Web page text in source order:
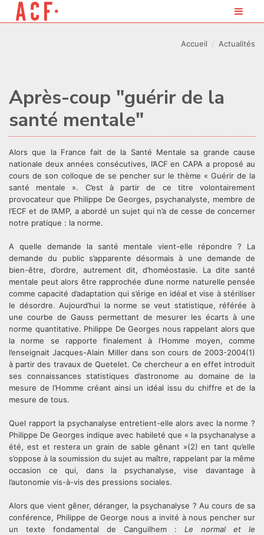
Accueil Actualités
Après-coup "guérir de la
santé mentale"
Alors que la France fait de la Santé Mentale sa grande cause
nationale deux années consécutives, l’ACF en CAPA a proposé au
cours de son colloque de se pencher sur le thème « Guérir de la
santé mentale ». C’est à partir de ce titre volontairement
provocateur que Philippe De Georges, psychanalyste, membre de
l’ECF et de l’AMP, a abordé un sujet qui n’a de cesse de concerner
notre pratique : la norme.
A quelle demande la santé mentale vient-elle répondre ? La
demande du public s’apparente désormais à une demande de
bien-être, d’ordre, autrement dit, d’homéostasie. La dite santé
mentale peut alors être rapprochée d’une norme naturelle pensée
comme capacité d’adaptation qui s’érige en idéal et vise à stériliser
le désordre. Aujourd’hui la norme se veut statistique, référée à
une courbe de Gauss permettant de mesurer les écarts à une
norme quantitative. Philippe De Georges nous rappelant alors que
la norme se rapporte finalement à l’Homme moyen, comme
l’enseignait Jacques-Alain Miller dans son cours de 2003-2004(1)
à partir des travaux de Quetelet. Ce chercheur a en effet introduit
ses connaissances statistiques d’astronome au domaine de la
mesure de l’Homme créant ainsi un idéal issu du chiffre et de la
mesure de tous.
Quel rapport la psychanalyse entretient-elle alors avec la norme ?
Philippe De Georges indique avec habileté que « la psychanalyse a
été, est et restera un grain de sable gênant »(2) en tant qu’elle
s’oppose à la soumission du sujet au maître, rappelant par la même
occasion ce qui, dans la psychanalyse, vise davantage à
l’autonomie vis-à-vis des pressions sociales.
Alors que vient gêner, déranger, la psychanalyse ? Au cours de sa
conférence, Philippe de George nous a invité à nous pencher sur
un texte fondamental de Canguilhem : Le normal et le